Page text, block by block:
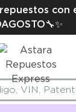
repuestos con